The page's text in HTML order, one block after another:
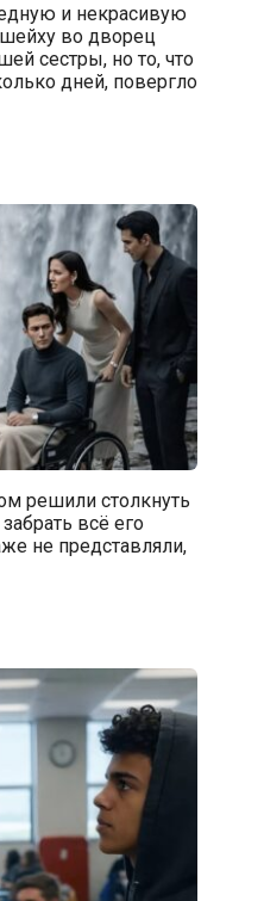
и некрасивую
во дворец
сестры, но то, что
дней, повергло
решили столкнуть
всё его
не представляли,